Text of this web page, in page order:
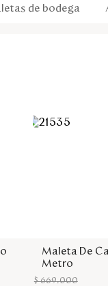
de bodega
Maleta De
Metro
$ 669.000